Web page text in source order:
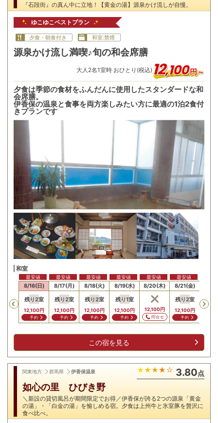
『石段街』の真ん中に立地！【黄金の湯】源泉かけ流しが自慢。
ゆこゆこベストプラン
夕食・朝食付き 和室:禁煙
源泉かけ流し満喫♪旬の和会席膳
大人 2名1室時 おひとり(税込)12,100円～
夕食は季節の食材をふんだんに使用したスタンダードな和
会席膳。
伊香保の温泉と食事を両方楽しみたい方に最適の1泊2食付
きプランです
和室
Previous
8/16(日)
残り2室
12,100円
予約
最安値
8/17(月)
残り2室
12,100円
予約
最安値
8/18(火)
残り2室
12,100円
予約
最安値
8/19(水)
残り1室
12,100円
予約
最安値
8/20(木)
12,100円
問合せ
最安値
8/21(金)
残り2室
12,100円
予約
最安値
この宿を見る
関東地方 群馬県 伊香保温泉 3.80点
如心の里 ひびき野
＼新設の貸切風呂が期間限定でお得／伊香保が誇る2つの源泉「黄金
の湯」・「白金の湯」を愉しめる宿。夕食は上州牛と氷室豚を贅沢に
食べ比べ。